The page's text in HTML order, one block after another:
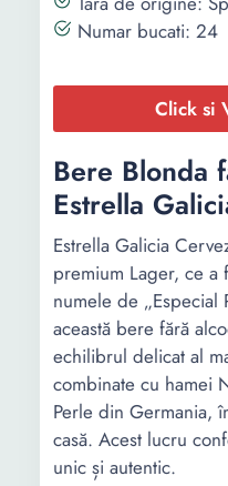
Numar bucati: 24
Click si
Bere Blonda
Estrella
Estrella Galicia
premium Lager, ce a
numele de „Especial
această bere fără
echilibrul delicat al
combinate cu hamei
Perle din Germania,
casă. Acest lucru
unic și autentic.